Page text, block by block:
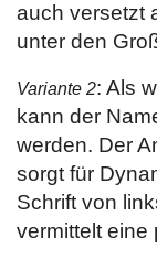
auch versetzt
unter den
Variante 2: Als
kann der
werden. Der
sorgt für
Schrift von
vermittelt eine